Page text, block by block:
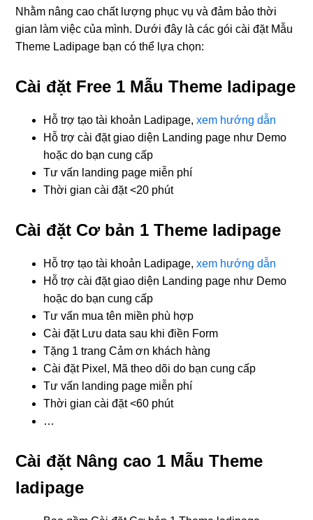
Nhằm nâng cao chất lượng phục vụ và đảm bảo thời
gian làm việc của mình. Dưới đây là các gói cài đặt Mẫu
Theme Ladipage bạn có thể lựa chọn:
Cài đặt Free 1 Mẫu Theme ladipage
Hỗ trợ tạo tài khoản Ladipage,xem hướng dẫn
Hỗ trợ cài đặt giao diện Landing page như Demo
hoặc do bạn cung cấp
Tư vấn landing page miễn phí
Thời gian cài đặt <20 phút
Cài đặt Cơ bản 1 Theme ladipage
Hỗ trợ tạo tài khoản Ladipage,xem hướng dẫn
Hỗ trợ cài đặt giao diện Landing page như Demo
hoặc do bạn cung cấp
Tư vấn mua tên miền phù hợp
Cài đặt Lưu data sau khi điền Form
Tặng 1 trang Cảm ơn khách hàng
Cài đặt Pixel, Mã theo dõi do bạn cung cấp
Tư vấn landing page miễn phí
Thời gian cài đặt <60 phút
…
Cài đặt Nâng cao 1 Mẫu Theme
ladipage